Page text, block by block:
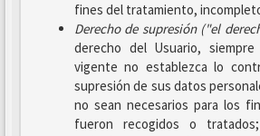
fines del tratamiento,
Derecho de supresión ("el
derecho del Usuario,
vigente no establezca lo
supresión de sus datos
no sean necesarios para los
fueron recogidos o